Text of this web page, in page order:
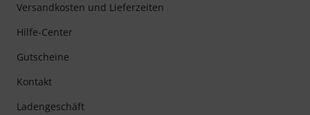
Versandkosten und Lieferzeiten
Hilfe-Center
Gutscheine
Kontakt
Ladengeschäft